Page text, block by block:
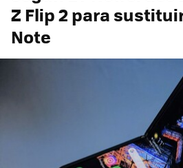
Z Flip 2 para
Note